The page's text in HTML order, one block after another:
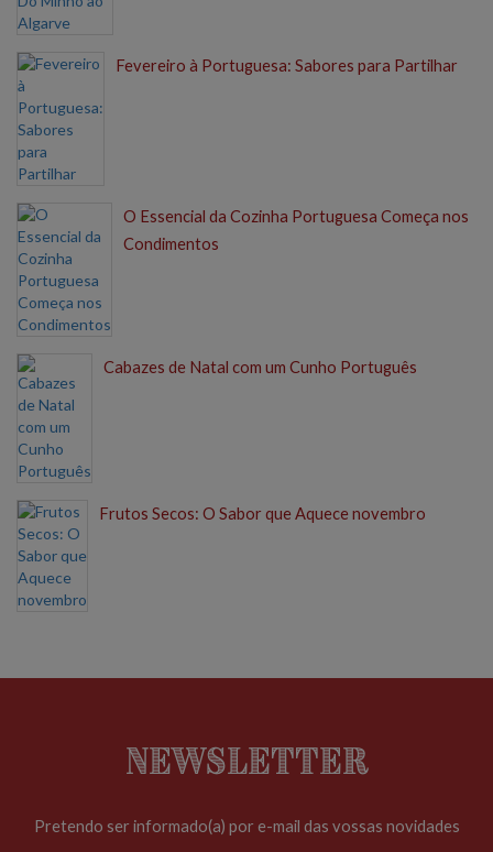
Fevereiro à Portuguesa: Sabores para Partilhar
O Essencial da Cozinha Portuguesa Começa nos
Condimentos
Cabazes de Natal com um Cunho Português
Frutos Secos: O Sabor que Aquece novembro
Newsletter
Pretendo ser informado(a) por e-mail das vossas novidades